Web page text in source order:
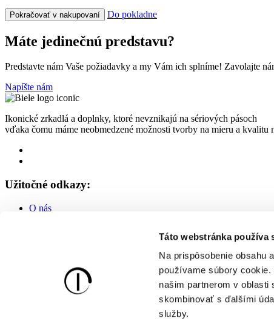
Táto webstránka používa
Na prispôsobenie obsahu
používame súbory
našim partnerom v oblasti
skombinovať s ďalšími
služby.
Pokračovať v nakupovaní Do pokladne
Máte jedinečnú predstavu?
Predstavte nám Vaše požiadavky a my Vám ich splníme! Zavolajte
Napíšte nám
Ikonické zrkadlá a doplnky, ktoré nevznikajú na sériových pásoch
vďaka čomu máme neobmedzené možnosti tvorby na mieru a kvalitu
Užitočné odkazy:
O nás
Miroslav Kováčik - ICONIC
IČ: 52067017
DIČ: 1083239993